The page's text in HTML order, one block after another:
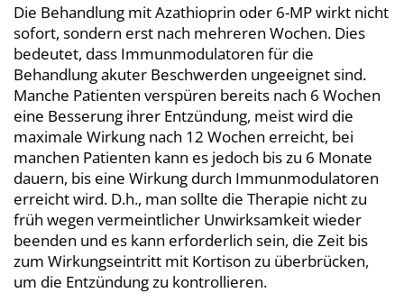
Die Behandlung mit Azathioprin oder 6-MP wirkt nicht
sofort, sondern erst nach mehreren Wochen. Dies
bedeutet, dass Immunmodulatoren für die
Behandlung akuter Beschwerden ungeeignet sind.
Manche Patienten verspüren bereits nach 6 Wochen
eine Besserung ihrer Entzündung, meist wird die
maximale Wirkung nach 12 Wochen erreicht, bei
manchen Patienten kann es jedoch bis zu 6 Monate
dauern, bis eine Wirkung durch Immunmodulatoren
erreicht wird. D.h., man sollte die Therapie nicht zu
früh wegen vermeintlicher Unwirksamkeit wieder
beenden und es kann erforderlich sein, die Zeit bis
zum Wirkungseintritt mit Kortison zu überbrücken,
um die Entzündung zu kontrollieren.